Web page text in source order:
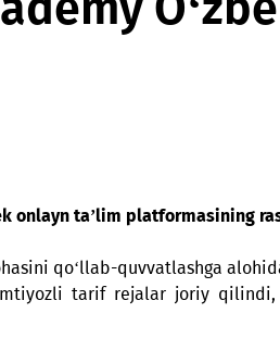
onlayn ta’lim
sohasini qo‘llab-
imtiyozli tarif rejalar